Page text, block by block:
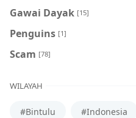
Gawai Dayak [15]
Penguins [1]
Scam [78]
WILAYAH
#Bintulu #Indonesia